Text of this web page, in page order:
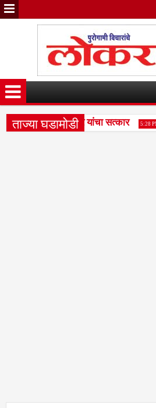
ताज्या घडामोडी
पाटील दुधगावकर यांचा सत्कार 5:28 PM